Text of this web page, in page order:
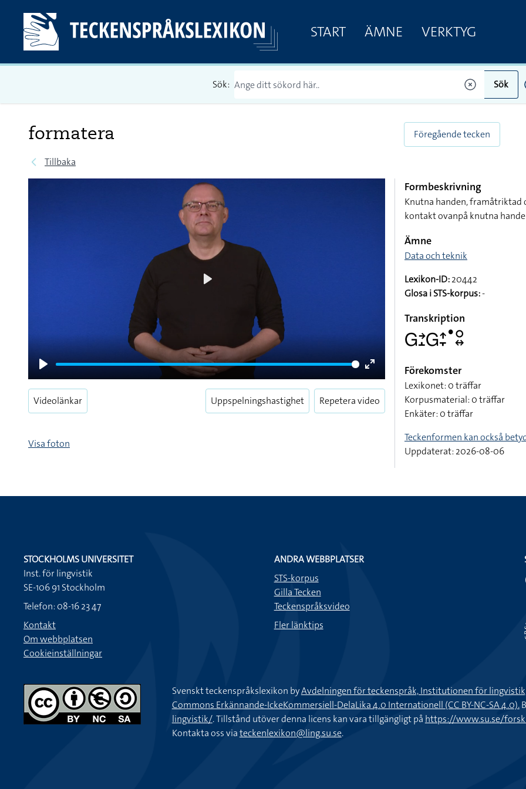
START ÄMNE VERKTYG
Sök: Sök
formatera
Tillbaka
Föregående tecken
Play
Enter
fullscreen
Videolänkar Uppspelningshastighet Repetera video
Visa foton
Formbeskrivning
Knutna handen, framåtriktad
kontakt ovanpå knutna
Ämne
Data och teknik
Lexikon-ID:20442
Glosa i STS-korpus:-
Transkription
􌤦􌥔􌤸􌤦􌤴􌥙􌤟􌥰􌦉
Förekomster
Lexikonet: 0 träffar
Korpusmaterial: 0 träffar
Enkäter: 0 träffar
Teckenformen kan också
Uppdaterat: 2026-08-06
STOCKHOLMS UNIVERSITET
Inst. för lingvistik
SE-106 91 Stockholm
Telefon: 08-16 23 47
Kontakt
Om webbplatsen
Cookieinställningar
ANDRA WEBBPLATSER
STS-korpus
Gilla Tecken
Teckenspråksvideo
Fler länktips
Svenskt teckenspråkslexikon byAvdelningen för teckenspråk, Institutionen för
Commons Erkännande-IckeKommersiell-DelaLika 4.0 Internationell (CC BY-NC-SA 4.0).
lingvistik/. Tillstånd utöver denna licens kan vara tillgängligt på https://www.su.se/
Kontakta oss viateckenlexikon@ling.su.se.